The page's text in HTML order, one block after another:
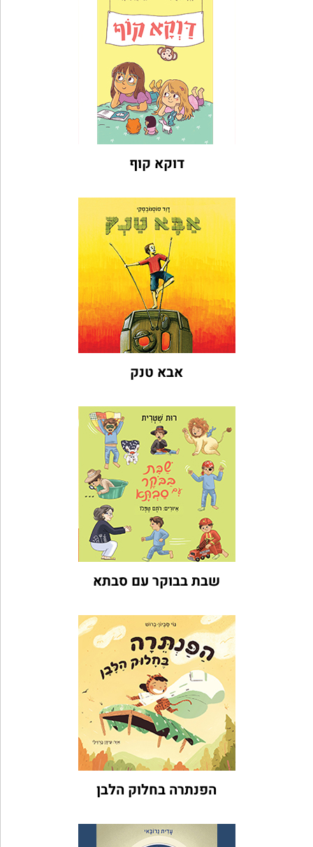
דוקא קוף
אבא טנק
שבת בבוקר עם סבתא
הפנתרה בחלוק הלבן